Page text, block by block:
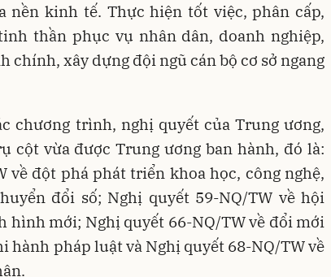
nền kinh tế. Thực hiện tốt việc, phân cấp,
thần phục vụ nhân dân, doanh nghiệp,
chính, xây dựng đội ngũ cán bộ cơ sở ngang
chương trình, nghị quyết của Trung ương,
cột vừa được Trung ương ban hành, đó là:
về đột phá phát triển khoa học, công nghệ,
đổi số; Nghị quyết 59-NQ/TW về hội
hình mới; Nghị quyết 66-NQ/TW về đổi mới
hành pháp luật và Nghị quyết 68-NQ/TW về